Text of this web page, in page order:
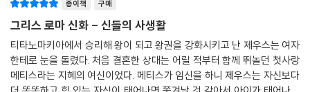
세히 살펴보세요!
바로 이 맛! 이해하기 쉽게 풀이된 원문 번역
본문에 나오는 모든 인용문은 김헌 교수와 서양 고전 연구자들이 한땀 한
종이책 구매
그리스 로마 신화 - 신들의 사생활
티타노마키아에서 승리해 왕이 되고 왕권을 강화시키고 난 제우스는 여자
한테로 눈을 돌렸다. 처음 결혼한 상대는 어릴 적부터 함께 뛰놀던 첫사랑
메티스라는 지혜의 여신이었다. 메티스가 임신을 하니 제우스는 자신보다